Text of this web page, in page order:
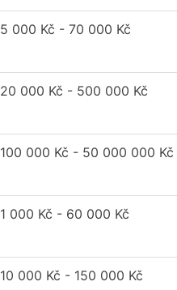
5 000 Kč - 70 000 Kč
20 000 Kč - 500 000 Kč
100 000 Kč - 50 000 000 Kč
1 000 Kč - 60 000 Kč
10 000 Kč - 150 000 Kč